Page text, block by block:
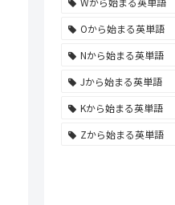
Oから始まる英単語
Nから始まる英単語
Jから始まる英単語
Kから始まる英単語
Zから始まる英単語